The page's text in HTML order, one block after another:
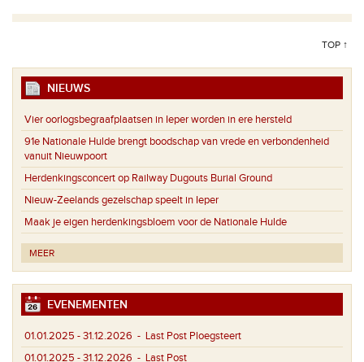
TOP ↑
NIEUWS
Vier oorlogsbegraafplaatsen in Ieper worden in ere hersteld
91e Nationale Hulde brengt boodschap van vrede en verbondenheid
vanuit Nieuwpoort
Herdenkingsconcert op Railway Dugouts Burial Ground
Nieuw-Zeelands gezelschap speelt in Ieper
Maak je eigen herdenkingsbloem voor de Nationale Hulde
MEER
EVENEMENTEN
01.01.2025 - 31.12.2026 - Last Post Ploegsteert
01.01.2025 - 31.12.2026 - Last Post